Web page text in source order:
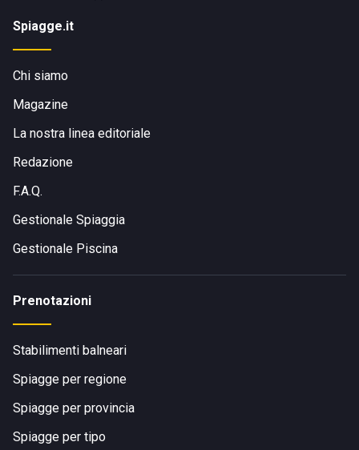
Spiagge.it
Chi siamo
Magazine
La nostra linea editoriale
Redazione
F.A.Q.
Gestionale Spiaggia
Gestionale Piscina
Prenotazioni
Stabilimenti balneari
Spiagge per regione
Spiagge per provincia
Spiagge per tipo